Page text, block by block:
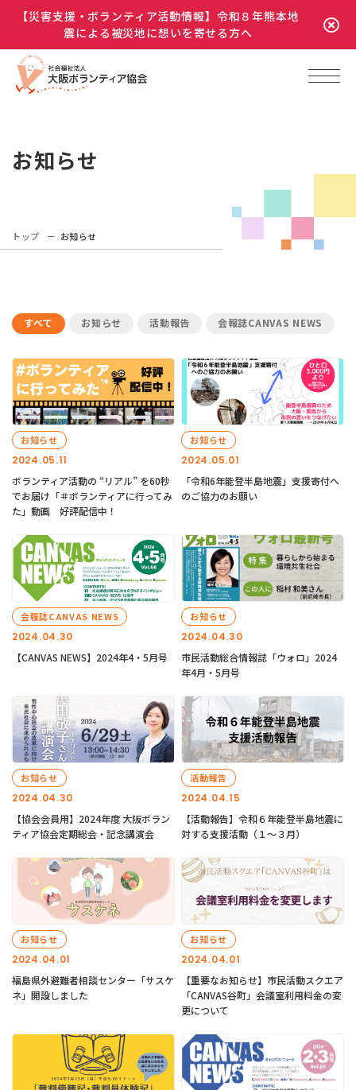
【災害支援・ボランティア活動情報】令和８年熊本地
震による被災地に想いを寄せる方へ
お知らせ
トップ お知らせ
すべて お知らせ 活動報告 会報誌CANVAS NEWS
2024.05.11
お知らせ
ボランティア活動の “リアル” を60秒
でお届け「＃ボランティアに行ってみ
た」動画 好評配信中！
2024.05.01
お知らせ
「令和6年能登半島地震」支援寄付へ
のご協力のお願い
2024.04.30
会報誌CANVAS NEWS
【CANVAS NEWS】2024年4・5月号
2024.04.30
お知らせ
市民活動総合情報誌「ウォロ」2024
年4月・5月号
2024.04.30
お知らせ
【協会会員用】2024年度 大阪ボラン
ティア協会定期総会・記念講演会
2024.04.15
活動報告
【活動報告】令和６年能登半島地震に
対する支援活動（１〜３月）
2024.04.01
お知らせ
福島県外避難者相談センター「サスケ
ネ」開設しました
2024.04.01
お知らせ
【重要なお知らせ】市民活動スクエア
「CANVAS谷町」会議室利用料金の変
更について